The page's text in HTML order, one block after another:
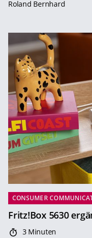
Roland Bernhard
CONSUMER
Fritz!Box 5630
3 Minuten